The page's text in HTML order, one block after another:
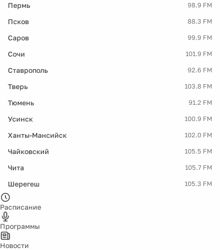
Пермь 98.9 FM
Псков 88.3 FM
Саров 99.9 FM
Сочи 101.9 FM
Ставрополь 92.6 FM
Тверь 103.8 FM
Тюмень 91.2 FM
Усинск 100.9 FM
Ханты-Мансийск 102.0 FM
Чайковский 105.5 FM
Чита 105.7 FM
Шерегеш 105.3 FM
Расписание
Программы
Новости